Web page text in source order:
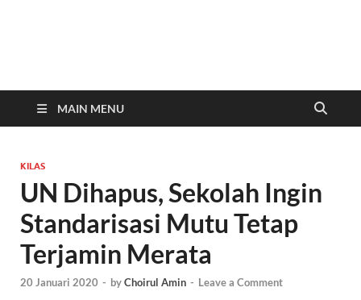
MAIN MENU
KILAS
UN Dihapus, Sekolah Ingin
Standarisasi Mutu Tetap
Terjamin Merata
20 Januari 2020 - byChoirul Amin - Leave a Comment